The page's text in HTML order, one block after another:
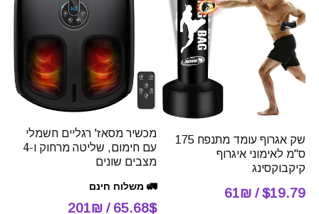
שק אגרוף עומד מתנפח 175
ס"מ לאימוני איגרוף
קיקבוקסינג
$19.79 / 61₪
מכשיר מסאז' רגליים חשמלי
עם חימום, שליטה מרחוק ו-4
מצבים שונים
🚛 משלוח חינם
65.68$ / 201₪